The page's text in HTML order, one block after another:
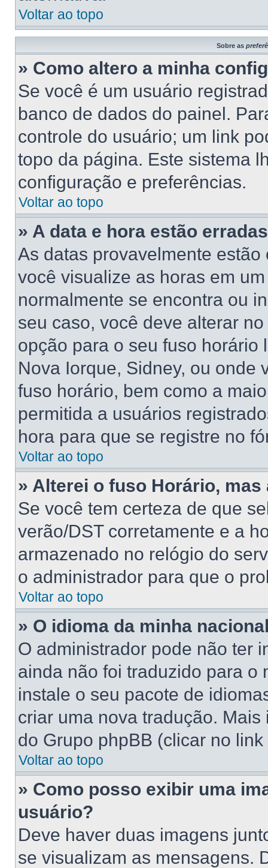
Voltar ao topo
Sobre as
» Como altero a minha
Se você é um usuário
banco de dados do painel.
controle do usuário; um link
topo da página. Este sistema
configuração e preferências.
Voltar ao topo
» A data e hora estão
As datas provavelmente
você visualize as horas em
normalmente se encontra ou
seu caso, você deve alterar
opção para o seu fuso horário
Nova Iorque, Sidney, ou onde
fuso horário, bem como a
permitida a usuários
hora para que se registre no
Voltar ao topo
» Alterei o fuso Horário,
Se você tem certeza de que
verão/DST corretamente e a
armazenado no relógio do
o administrador para que o
Voltar ao topo
» O idioma da minha
O administrador pode não ter
ainda não foi traduzido para o
instale o seu pacote de
criar uma nova tradução.
do Grupo phpBB (clicar no
Voltar ao topo
» Como posso exibir uma
usuário?
Deve haver duas imagens
se visualizam as mensagens.